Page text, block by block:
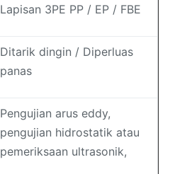
Lapisan 3PE PP / EP / FBE
Ditarik dingin / Diperluas
panas
Pengujian arus eddy,
pengujian hidrostatik atau
pemeriksaan ultrasonik,